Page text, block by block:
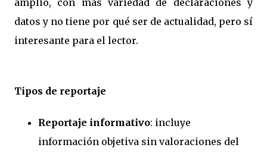
datos y no tiene por qué ser de actualidad, pero sí
interesante para el lector.
Tipos de reportaje
Reportaje informativo: incluye
información objetiva sin valoraciones del